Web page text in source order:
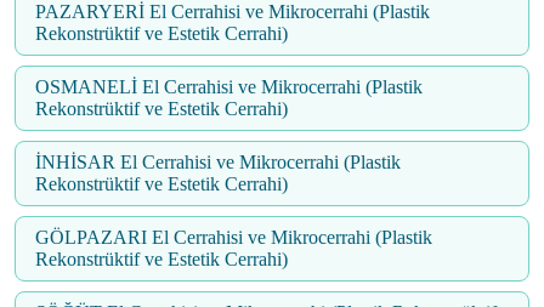
PAZARYERİ El Cerrahisi ve Mikrocerrahi (Plastik
Rekonstrüktif ve Estetik Cerrahi)
OSMANELİ El Cerrahisi ve Mikrocerrahi (Plastik
Rekonstrüktif ve Estetik Cerrahi)
İNHİSAR El Cerrahisi ve Mikrocerrahi (Plastik
Rekonstrüktif ve Estetik Cerrahi)
GÖLPAZARI El Cerrahisi ve Mikrocerrahi (Plastik
Rekonstrüktif ve Estetik Cerrahi)